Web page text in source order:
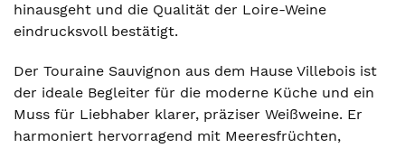
hinausgeht und die Qualität der Loire-Weine
eindrucksvoll bestätigt.
Der Touraine Sauvignon aus dem Hause Villebois ist
der ideale Begleiter für die moderne Küche und ein
Muss für Liebhaber klarer, präziser Weißweine. Er
harmoniert hervorragend mit Meeresfrüchten,